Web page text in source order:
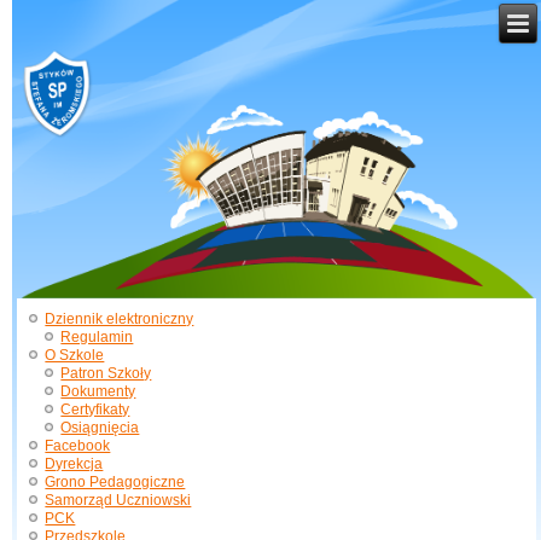
Dziennik elektroniczny
Regulamin
O Szkole
Patron Szkoły
Dokumenty
Certyfikaty
Osiągnięcia
Facebook
Dyrekcja
Grono Pedagogiczne
Samorząd Uczniowski
PCK